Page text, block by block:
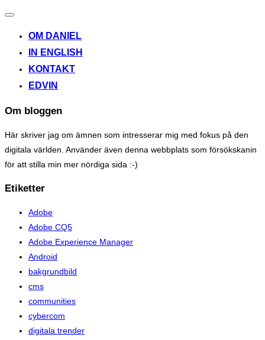
Toggle
OM DANIEL
IN ENGLISH
KONTAKT
EDVIN
Om bloggen
Här skriver jag om ämnen som intresserar mig med fokus på den
digitala världen. Använder även denna webbplats som försökskanin
för att stilla min mer nördiga sida :-)
Etiketter
Adobe
Adobe CQ5
Adobe Experience Manager
Android
bakgrundbild
cms
communities
cybercom
digitala trender